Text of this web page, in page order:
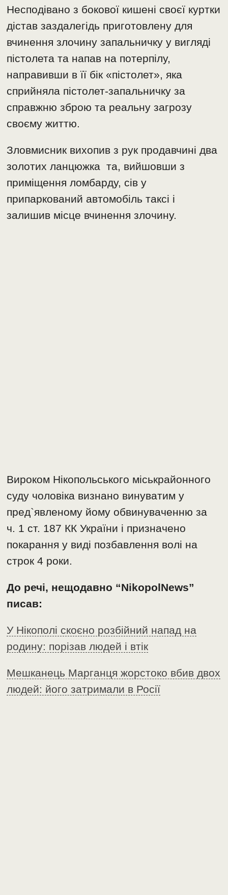
Несподівано з бокової кишені своєї куртки
дістав заздалегідь приготовлену для
вчинення злочину запальничку у вигляді
пістолета та напав на потерпілу,
направивши в її бік «пістолет», яка
сприйняла пістолет-запальничку за
справжню зброю та реальну загрозу
своєму життю.
Зловмисник вихопив з рук продавчині два
золотих ланцюжка та, вийшовши з
приміщення ломбарду, сів у
припаркований автомобіль таксі і
залишив місце вчинення злочину.
Вироком Нікопольського міськрайонного
суду чоловіка визнано винуватим у
пред`явленому йому обвинуваченню за
ч. 1 ст. 187 КК України і призначено
покарання у виді позбавлення волі на
строк 4 роки.
До речі, нещодавно “NikopolNews”
писав:
У Нікополі скоєно розбійний напад на
родину: порізав людей і втік
Мешканець Марганця жорстоко вбив двох
людей: його затримали в Росії